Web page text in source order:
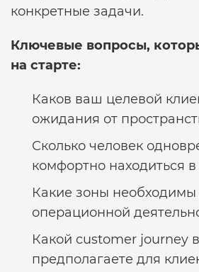
конкретные задачи.
Ключевые вопросы,
на старте:
Каков ваш целевой
ожидания от
Сколько человек
комфортно находиться
Какие зоны необходимы
операционной
Какой customer journey
предполагаете для